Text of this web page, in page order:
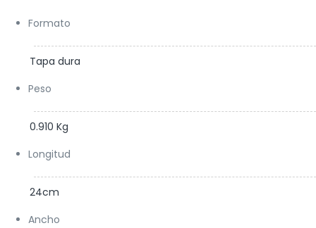
Formato
Tapa dura
Peso
0.910 Kg
Longitud
24cm
Ancho